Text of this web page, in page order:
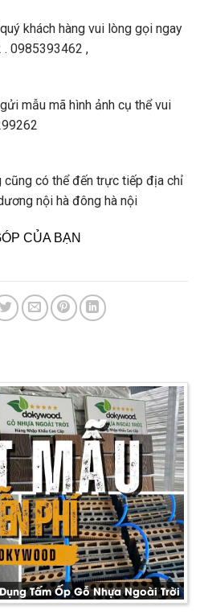
khách hàng vui lòng gọi ngay
0985393462 ,
mẫu mã hình ảnh cụ thể vui
cũng có thể đến trực tiếp địa chỉ
nội hà đông hà nội
CỦA BẠN
Tấm Ốp Gỗ Nhựa Ngoài Trời